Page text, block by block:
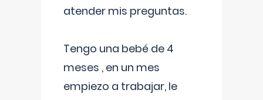
atender mis preguntas.
Tengo una bebé de 4
meses , en un mes
empiezo a trabajar, le